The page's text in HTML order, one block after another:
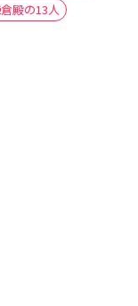
殿の13人